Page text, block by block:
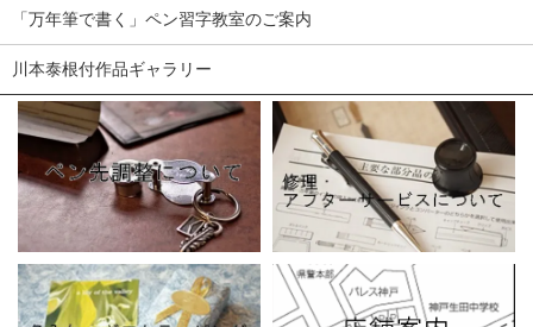
「万年筆で書く」ペン習字教室のご案内
川本泰根付作品ギャラリー